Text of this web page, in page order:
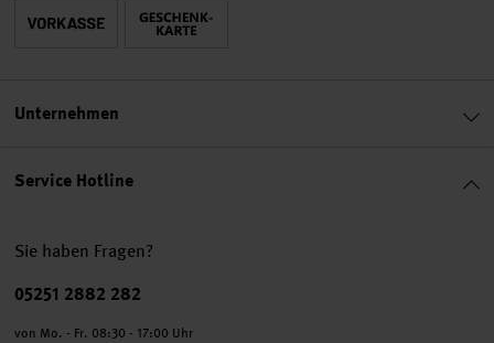
Service Hotline
Sie haben Fragen?
Telefonnummer
05251 2882 282
von Mo. - Fr. 08:30 - 17:00 Uhr
Unternehmen